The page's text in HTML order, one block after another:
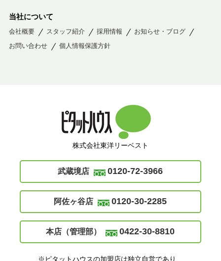
当社について
会社概要 スタッフ紹介 採用情報
お知らせ・ブログ
お問い合わせ
個人情報保護方針
株式会社東洋リーベスト
武蔵境店 0120-72-3966
阿佐ヶ谷店 0120-30-2285
本店（管理部） 0422-30-8810
※ピタットハウスの加盟店は独立自営であり、